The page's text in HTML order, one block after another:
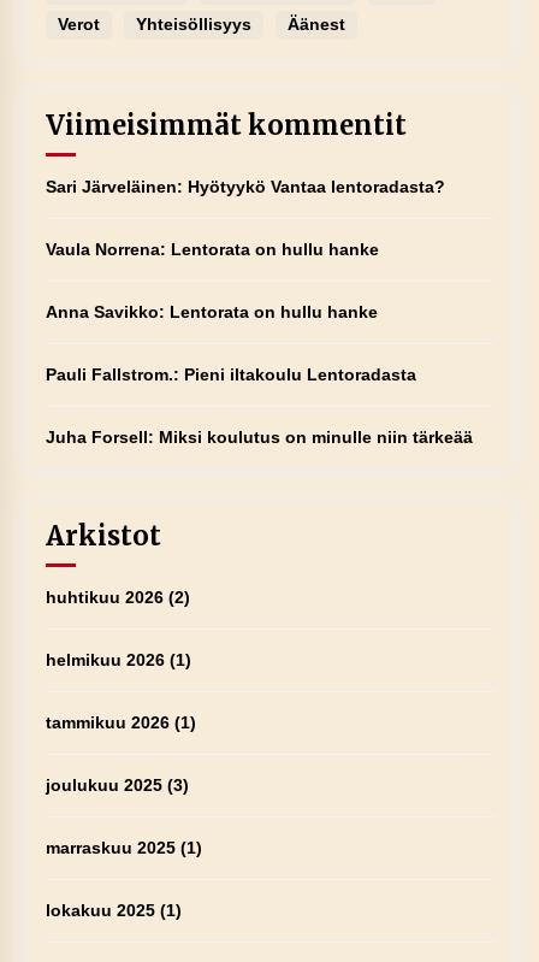
Verot
Yhteisöllisyys Äänest
Viimeisimmät kommentit
Sari Järveläinen: Hyötyykö Vantaa lentoradasta?
Vaula Norrena: Lentorata on hullu hanke
Anna Savikko: Lentorata on hullu hanke
Pauli Fallstrom.: Pieni iltakoulu Lentoradasta
Juha Forsell: Miksi koulutus on minulle niin tärkeää
Arkistot
huhtikuu 2026(2)
helmikuu 2026(1)
tammikuu 2026(1)
joulukuu 2025(3)
marraskuu 2025(1)
lokakuu 2025(1)